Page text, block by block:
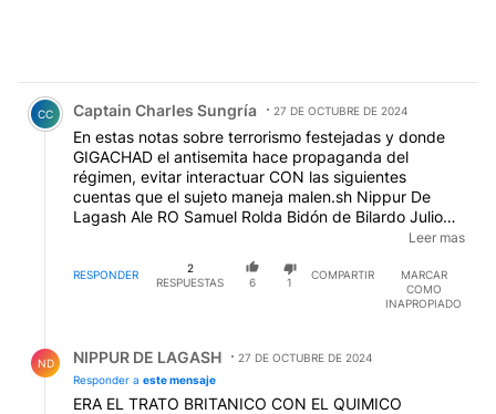
Comentario de Captain Charles Sungría.
CC Captain Charles Sungría 27 DE OCTUBRE DE 2024
En estas notas sobre terrorismo festejadas y donde
GIGACHAD el antisemita hace propaganda del
régimen, evitar interactuar CON las siguientes
cuentas que el sujeto maneja malen.sh Nippur De
Lagash Ale RO Samuel Rolda Bidón de Bilardo Julio
DiCandia PABLO LOPEZ Sixto Danone Jose Perez
Hector Luis Renna Zenon Lopez Wallace Henry Ford
Pedro Sánchez Claudia Caieta Marcelo Corrales El
hombre Grisáceo Ricardo R Marisa Navarta BRUCE
Urbancic Ramon Omar Cordoba Clara Mendibil Gaby
Pichetti Marcos Rodas Carlos Benito Camacho Tilingos
Y Copitos Inc SA Atlante Renacido EDUARDO
Leer mas
RESPONDER
2
RESPUESTAS
6 1
COMPARTIR
MARCAR
COMO
INAPROPIADO
ND NIPPUR DE LAGASH
27 DE OCTUBRE DE 2024
Responder a este mensaje
ERA EL TRATO BRITANICO CON EL QUIMICO